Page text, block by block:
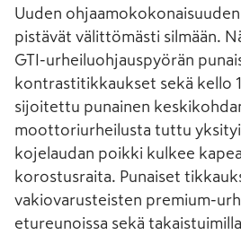
Uuden
pistävät välittömästi silmään.
GTI-urheiluohjauspyörän
kontrastitikkaukset sekä kello
sijoitettu punainen
moottoriurheilusta tuttu
kojelaudan poikki kulkee
korostusraita. Punaiset
vakiovarusteisten premium-
etureunoissa sekä